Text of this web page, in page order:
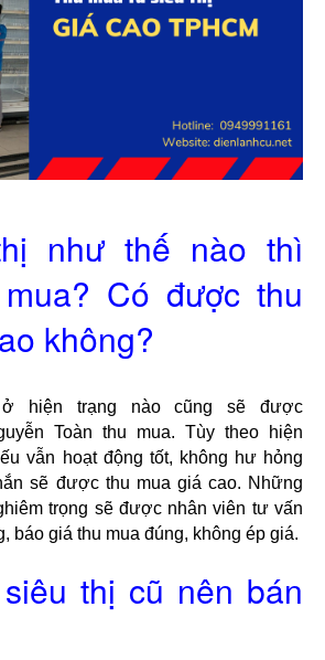
như thế nào thì
Có được thu
không?
hiện trạng nào cũng sẽ được
Toàn thu mua. Tùy theo hiện
vẫn hoạt động tốt, không hư hỏng
sẽ được thu mua giá cao. Những
trọng sẽ được nhân viên tư vấn
báo giá thu mua đúng, không ép giá.
thị cũ nên bán